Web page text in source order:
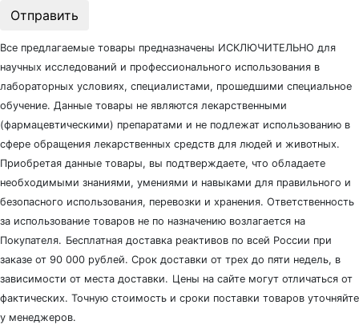
Отправить
Все предлагаемые товары предназначены ИСКЛЮЧИТЕЛЬНО для
научных исследований и профессионального использования в
лабораторных условиях, специалистами, прошедшими специальное
обучение. Данные товары не являются лекарственными
(фармацевтическими) препаратами и не подлежат использованию в
сфере обращения лекарственных средств для людей и животных.
Приобретая данные товары, вы подтверждаете, что обладаете
необходимыми знаниями, умениями и навыками для правильного и
безопасного использования, перевозки и хранения. Ответственность
за использование товаров не по назначению возлагается на
Покупателя. Бесплатная доставка реактивов по всей России при
заказе от 90 000 рублей. Срок доставки от трех до пяти недель, в
зависимости от места доставки. Цены на сайте могут отличаться от
фактических. Точную стоимость и сроки поставки товаров уточняйте
у менеджеров.